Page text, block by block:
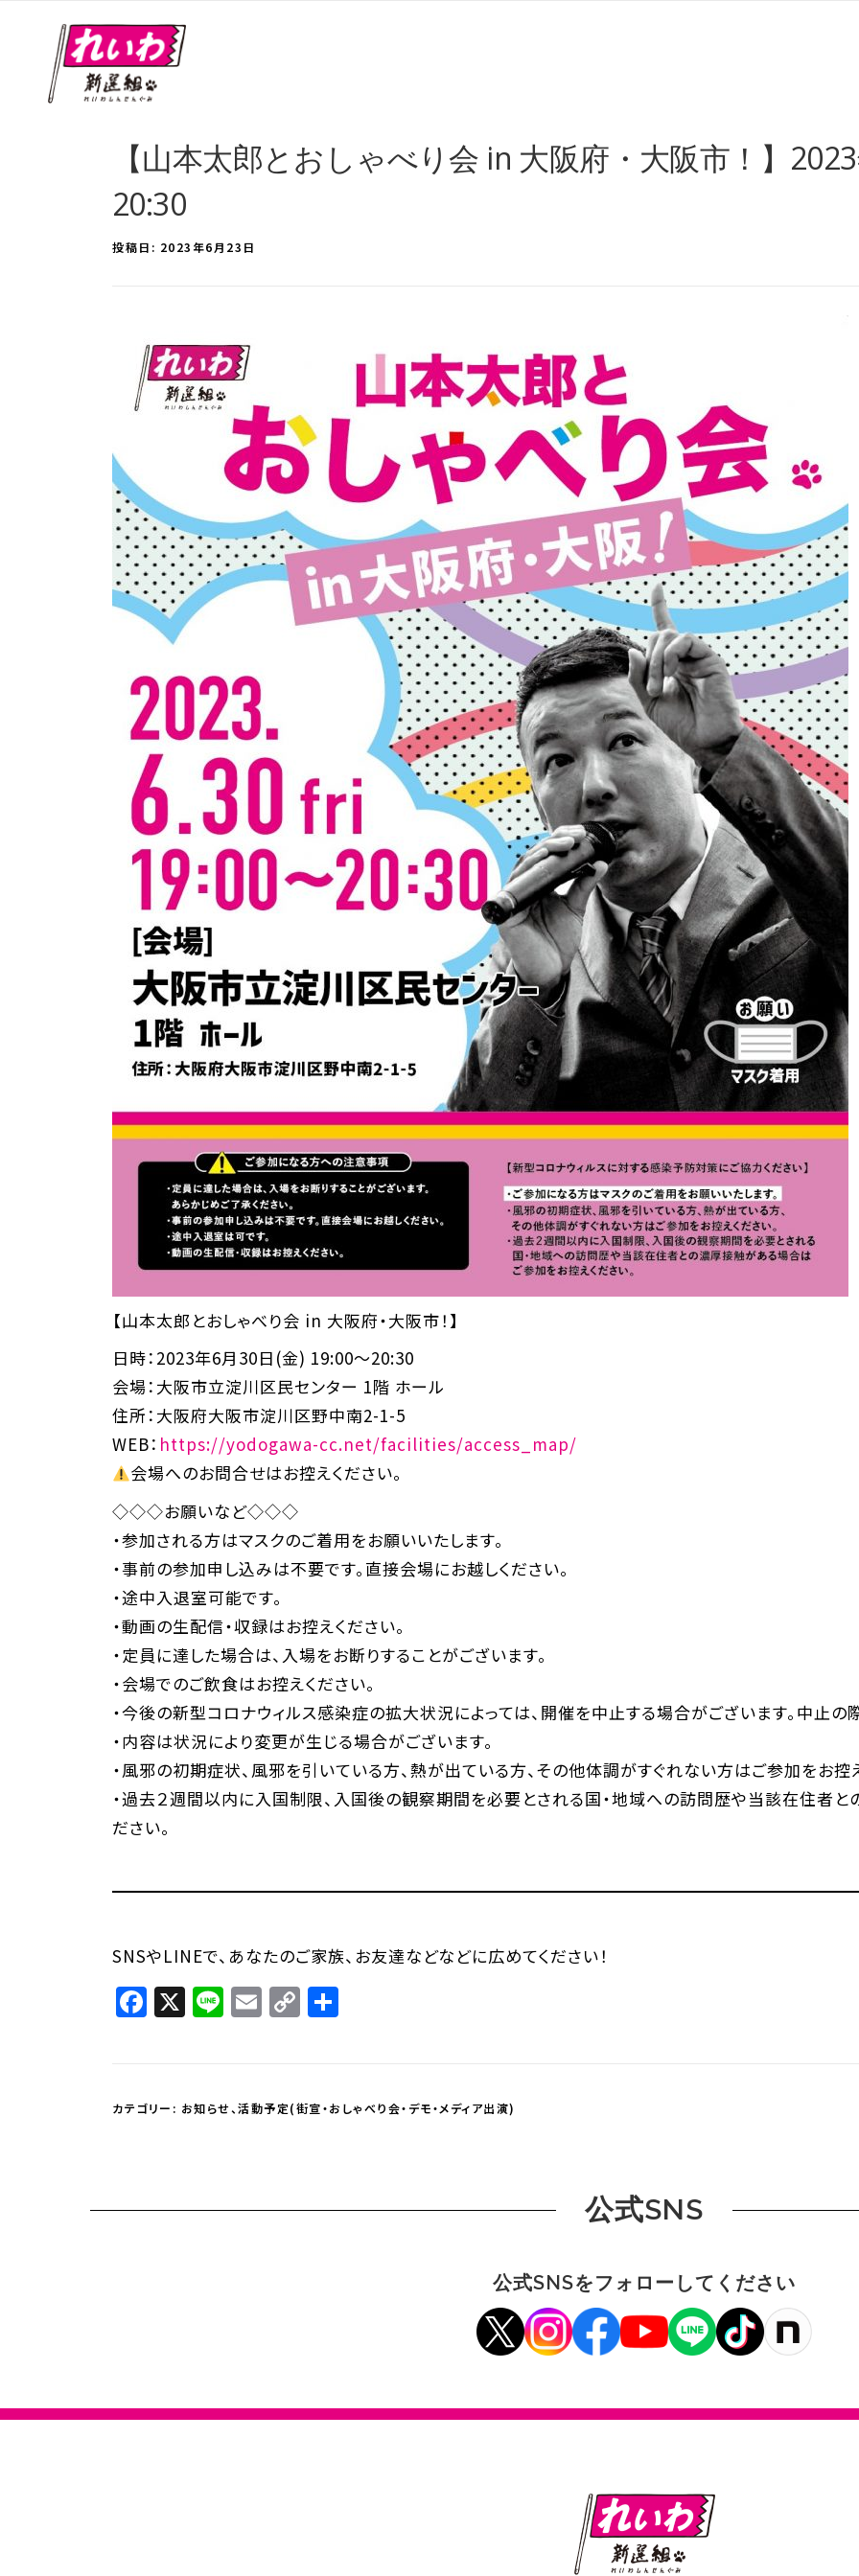
【山本太郎とおしゃべり会 in 大阪府・大阪市！】
20:30
投稿日: 2023年6月23日
【山本太郎とおしゃべり会 in 大阪府・大阪市！】
日時：2023年6月30日(金) 19:00～20:30
会場：大阪市立淀川区民センター 1階 ホール
住所：大阪府大阪市淀川区野中南2-1-5
WEB： https://yodogawa-cc.net/facilities/access_map/
会場へのお問合せはお控えください。
◇◇◇お願いなど◇◇◇
・参加される方はマスクのご着用をお願いいたします。
・事前の参加申し込みは不要です。直接会場にお越しください。
・途中入退室可能です。
・動画の生配信・収録はお控えください。
・定員に達した場合は、入場をお断りすることがございます。
・会場でのご飲食はお控えください。
・今後の新型コロナウィルス感染症の拡大状況によっては、開催を中止する場合がございます。中止の
・内容は状況により変更が生じる場合がございます。
・風邪の初期症状、風邪を引いている方、熱が出ている方、その他体調がすぐれない方はご参加をお控
・過去２週間以内に入国制限、入国後の観察期間を必要とされる国・地域への訪問歴や当該在住者
ださい。
SNSやLINEで、あなたのご家族、お友達などなどに広めてください！
Facebook
X LineEmail
Copy
カテゴリー: お知らせ、活動予定(街宣・おしゃべり会・デモ・メディア出演)
公式SNS
公式SNSをフォローしてください